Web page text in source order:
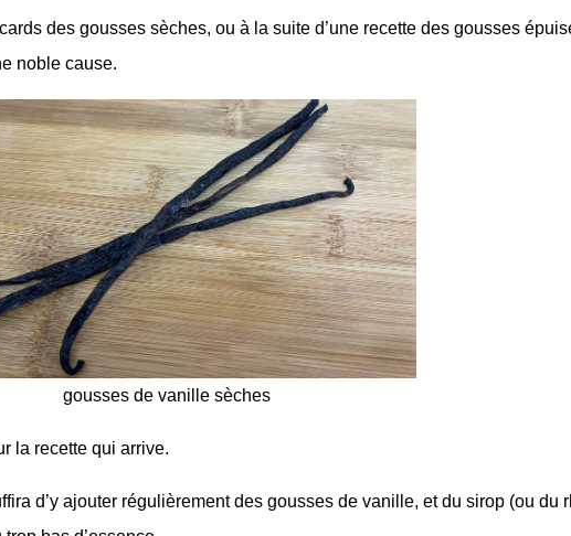
des gousses sèches, ou à la suite d’une recette des gousses
noble cause.
gousses de vanille sèches
la recette qui arrive.
d’y ajouter régulièrement des gousses de vanille, et du sirop (ou du